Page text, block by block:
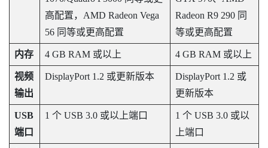
高配置， AMD Radeon Vega
56 同等或更高配置
Radeon R9 290 同
等或更高配置
内存 4 GB RAM 或以上 4 GB RAM 或以上
视频
输出
DisplayPort 1.2 或更新版本
DisplayPort 1.2 或
更新版本
USB
端口
1 个 USB 3.0 或以上端口
1 个 USB 3.0 或以
上端口